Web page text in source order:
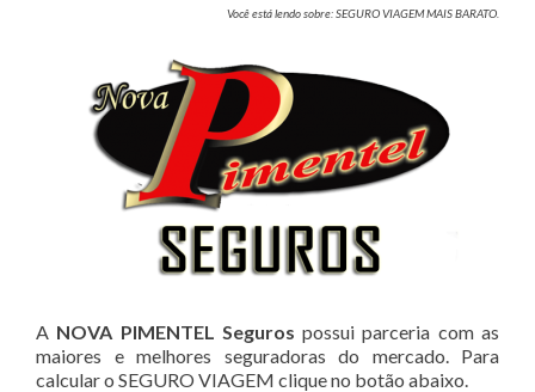
Você está lendo sobre: SEGURO VIAGEM MAIS BARATO.
A NOVA PIMENTEL Seguros possui parceria com as
maiores e melhores seguradoras do mercado. Para
calcular o SEGURO VIAGEM clique no botão abaixo.